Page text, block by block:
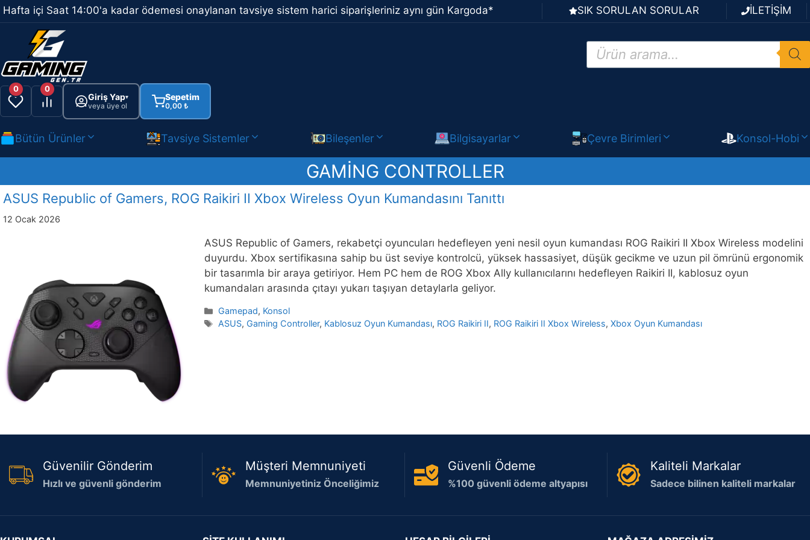
İçeriğe
atla
Hafta içi Saat 14:00'a kadar ödemesi onaylanan tavsiye sistem harici siparişleriniz aynı gün Kargoda* SIK SORULAN SORULAR İLETİŞİM
Products
search
0 0
Giriş Yap▾
veya üye ol
Sepetim
0,00 ₺
Bütün Ürünler Tavsiye Sistemler Bileşenler Bilgisayarlar Çevre Birimleri Konsol-Hobi
GAMING CONTROLLER
ASUS Republic of Gamers, ROG Raikiri II Xbox Wireless Oyun Kumandasını Tanıttı
12 Ocak 2026
ASUS Republic of Gamers, rekabetçi oyuncuları hedefleyen yeni nesil oyun kumandası ROG Raikiri II Xbox Wireless modelini
duyurdu. Xbox sertifikasına sahip bu üst seviye kontrolcü, yüksek hassasiyet, düşük gecikme ve uzun pil ömrünü ergonomik
bir tasarımla bir araya getiriyor. Hem PC hem de ROG Xbox Ally kullanıcılarını hedefleyen Raikiri II, kablosuz oyun
kumandaları arasında çıtayı yukarı taşıyan detaylarla geliyor.
Kategoriler
Gamepad, Konsol
Etiketler
ASUS, Gaming Controller, Kablosuz Oyun Kumandası, ROG Raikiri II, ROG Raikiri II Xbox Wireless,Xbox Oyun Kumandası
Güvenilir Gönderim
Hızlı ve güvenli gönderim
Müşteri Memnuniyeti
Memnuniyetiniz Önceliğimiz
Güvenli Ödeme
%100 güvenli ödeme altyapısı
Kaliteli Markalar
Sadece bilinen kaliteli markalar